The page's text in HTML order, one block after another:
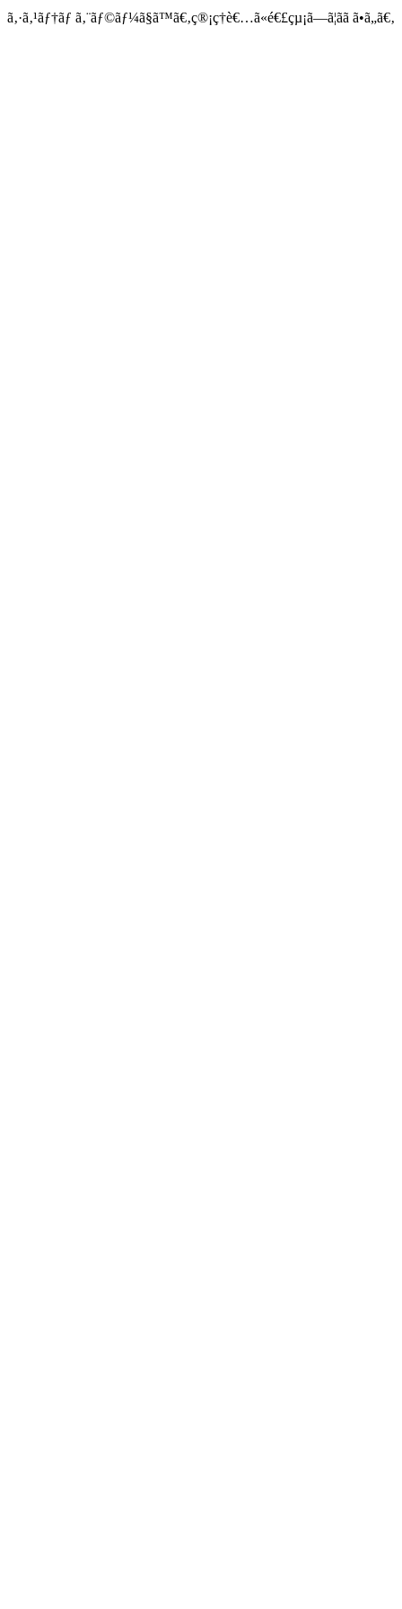
ã‚·ã‚¹ãƒ†ãƒ ã‚¨ãƒ©ãƒ¼ã§ã™ã€‚ç®¡ç†è€…ã«é€£çµ¡ã—ã¦ãã ã•ã„ã€‚